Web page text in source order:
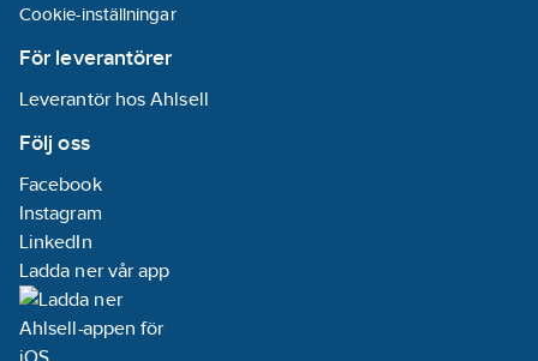
Cookie-inställningar
För leverantörer
Leverantör hos Ahlsell
Följ oss
Facebook
Instagram
LinkedIn
Ladda ner vår app